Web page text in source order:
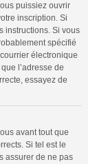
puissiez ouvrir
inscription. Si
instructions. Si vous
spécifié
électronique
l’adresse de
essayez de
avant tout que
Si tel est le
assurer de ne pas